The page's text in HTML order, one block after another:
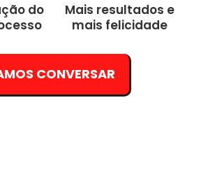
do
Mais resultados e
mais felicidade
CONVERSAR